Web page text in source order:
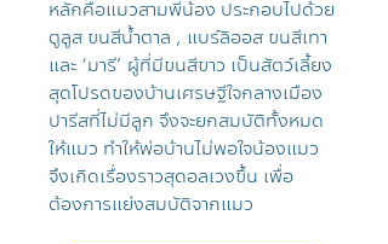
หลักคือแมวสามพี่น้อง ประกอบไปด้วย
ตูลูส ขนสีน้ำตาล , แบร์ลิออส ขนสีเทา
และ ‘มารี’ ผู้ที่มีขนสีขาว เป็นสัตว์เลี้ยง
สุดโปรดของบ้านเศรษฐีใจกลางเมือง
ปารีสที่ไม่มีลูก จึงจะยกสมบัติทั้งหมด
ให้แมว ทำให้พ่อบ้านไม่พอใจน้องแมว
จึงเกิดเรื่องราวสุดอลเวงขึ้น เพื่อ
ต้องการแย่งสมบัติจากแมว